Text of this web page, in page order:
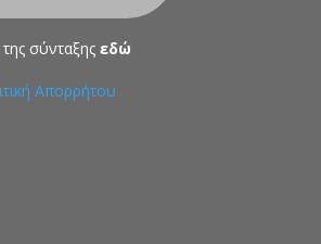
σύνταξης εδώ
Απορρήτου